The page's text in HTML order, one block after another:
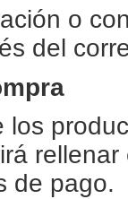
o
del
los
de pago.